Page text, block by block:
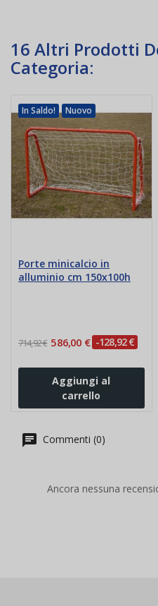
16 Altri Prodotti
Categoria:
In Saldo! Nuovo
Porte minicalcio in
alluminio cm 150x100h
714,92 € 586,00 € -128,92 €
Aggiungi al
carrello
Commenti (0)
Ancora nessuna